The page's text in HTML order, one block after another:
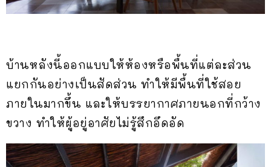
บ้านหลังนี้ออกแบบให้ห้องหรือพื้นที่แต่ละส่วน
แยกกันอย่างเป็นสัดส่วน ทำให้มีพื้นที่ใช้สอย
ภายในมากขึ้น และให้บรรยากาศภายนอกที่กว้าง
ขวาง ทำให้ผู้อยู่อาศัยไม่รู้สึกอึดอัด